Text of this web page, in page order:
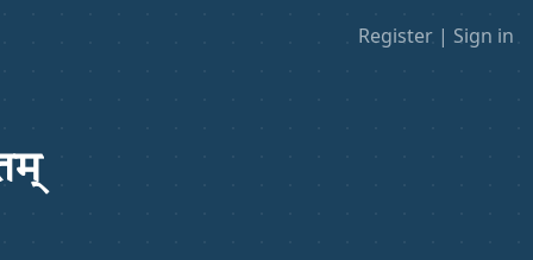
Register | Sign in